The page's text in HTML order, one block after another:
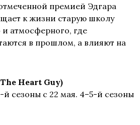
премией Эдгара
к жизни старую школу
атмосферного, где
в прошлом, а влияют на
Heart Guy)
сезоны с 22 мая. 4–5-й сезоны